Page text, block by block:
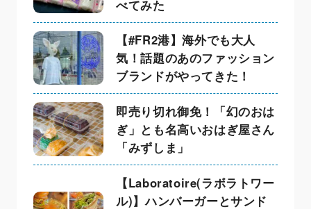
べてみた
【#FR2港】海外でも大人
気！話題のあのファッション
ブランドがやってきた！
即売り切れ御免！「幻のおは
ぎ」とも名高いおはぎ屋さん
「みずしま」
【Laboratoire(ラボラトワー
ル)】ハンバーガーとサンド